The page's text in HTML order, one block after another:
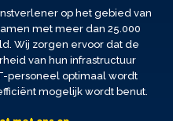
op het gebied van
met meer dan 25.000
Wij zorgen ervoor dat de
van hun infrastructuur
personeel optimaal wordt
mogelijk wordt benut.